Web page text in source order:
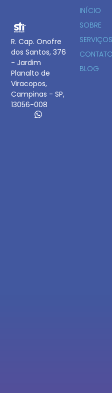
R. Cap. Onofre
dos Santos, 376
- Jardim
Planalto de
Viracopos,
Campinas - SP,
13056-008
INÍCIO
SOBRE
SERVIÇOS
BLOG